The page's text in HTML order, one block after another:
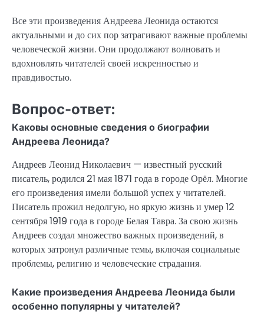
Все эти произведения Андреева Леонида остаются
актуальными и до сих пор затрагивают важные проблемы
человеческой жизни. Они продолжают волновать и
вдохновлять читателей своей искренностью и
правдивостью.
Вопрос-ответ:
Каковы основные сведения о биографии
Андреева Леонида?
Андреев Леонид Николаевич — известный русский
писатель, родился 21 мая 1871 года в городе Орёл. Многие
его произведения имели большой успех у читателей.
Писатель прожил недолгую, но яркую жизнь и умер 12
сентября 1919 года в городе Белая Тавра. За свою жизнь
Андреев создал множество важных произведений, в
которых затронул различные темы, включая социальные
проблемы, религию и человеческие страдания.
Какие произведения Андреева Леонида были
особенно популярны у читателей?